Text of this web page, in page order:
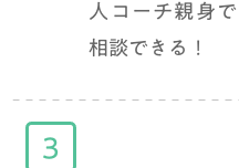
人コーチ親身
相談できる！
3